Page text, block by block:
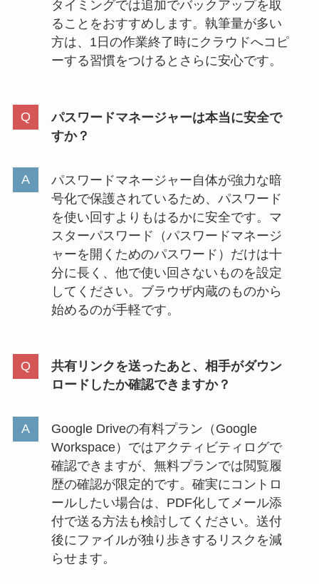
タイミングでは追加でバックアップを取
ることをおすすめします。執筆量が多い
方は、1日の作業終了時にクラウドへコピ
ーする習慣をつけるとさらに安心です。
パスワードマネージャーは本当に安全で
すか？
パスワードマネージャー自体が強力な暗
号化で保護されているため、パスワード
を使い回すよりもはるかに安全です。マ
スターパスワード（パスワードマネージ
ャーを開くためのパスワード）だけは十
分に長く、他で使い回さないものを設定
してください。ブラウザ内蔵のものから
始めるのが手軽です。
共有リンクを送ったあと、相手がダウン
ロードしたか確認できますか？
Google Driveの有料プラン（Google
Workspace）ではアクティビティログで
確認できますが、無料プランでは閲覧履
歴の確認が限定的です。確実にコントロ
ールしたい場合は、PDF化してメール添
付で送る方法も検討してください。送付
後にファイルが独り歩きするリスクを減
らせます。